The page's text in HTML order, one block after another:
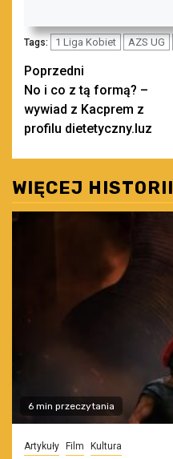
Tags: 1 Liga Kobiet AZS UG
Zobacz
wpisy
Poprzedni
No i co z tą formą? –
wywiad z Kacprem z
profilu dietetyczny.luz
WIĘCEJ HISTORII
6 min przeczytania
Artykuły Film Kultura